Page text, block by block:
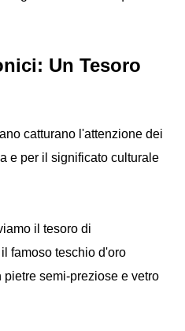
Un Tesoro
catturano l'attenzione dei
e per il significato culturale
il tesoro di
famoso teschio d'oro
semi-preziose e vetro